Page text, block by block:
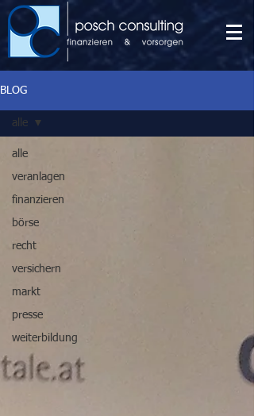
BLOG
alle
veranlagen
finanzieren
börse
recht
versichern
markt
presse
weiterbildung
alle